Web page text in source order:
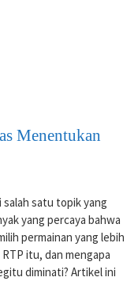
Menentukan
satu topik yang
yang percaya bahwa
permainan yang lebih
itu, dan mengapa
diminati? Artikel ini